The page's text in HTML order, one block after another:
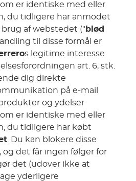
er identiske med eller
du tidligere har anmodet
af webstedet (" blød
til disse formål er
s legitime interesse
art. 6, stk.
dig direkte
på e-mail
og ydelser
er identiske med eller
du tidligere har købt
. Du kan blokere disse
og det får ingen følger for
det (udover ikke at
yderligere